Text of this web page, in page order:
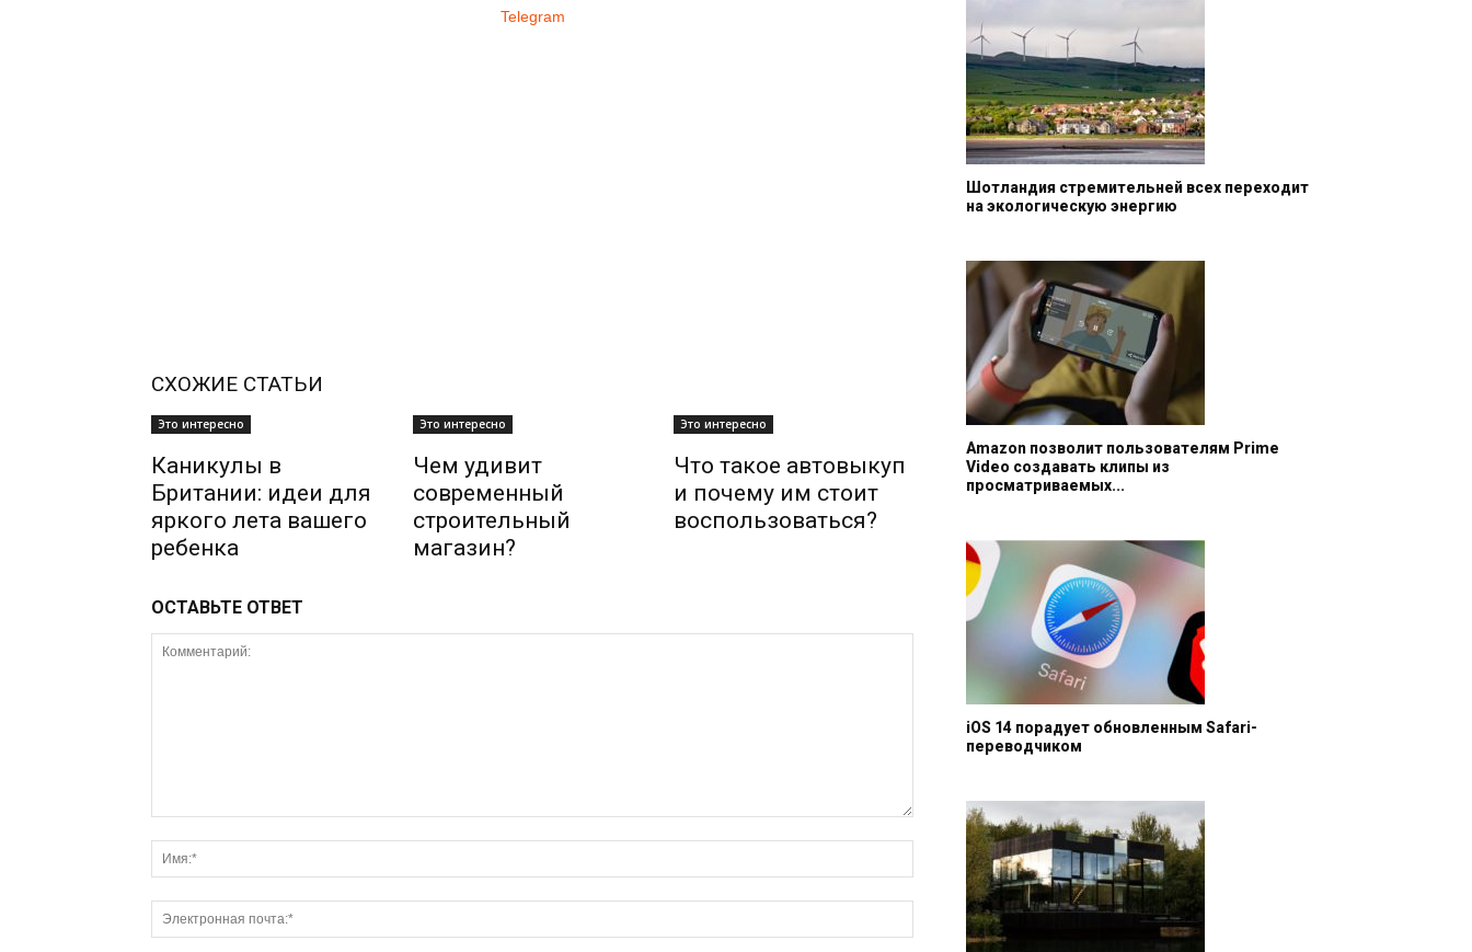
Telegram
СХОЖИЕ СТАТЬИ
Это интересно
Каникулы в
Британии: идеи для
яркого лета вашего
ребенка
Это интересно
Чем удивит
современный
строительный
магазин?
Это интересно
Что такое автовыкуп
и почему им стоит
воспользоваться?
ОСТАВЬТЕ ОТВЕТ
Шотландия стремительней всех переходит
на экологическую энергию
Amazon позволит пользователям Prime
Video создавать клипы из
просматриваемых...
iOS 14 порадует обновленным Safari-
переводчиком